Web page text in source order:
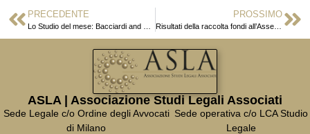
PRECEDENTE PROSSIMO
Risultati della raccolta fondi all’Assemblea annuale ASLA
ASLA | Associazione Studi Legali Associati
Sede Legale c/o Ordine degli Avvocati
di Milano
Sede operativa c/o LCA Studio
Legale